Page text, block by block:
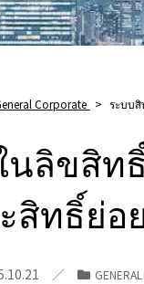
Corporate > ระบบ
นลิขสิท
สิทธิ์ย่อ